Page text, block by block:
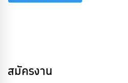
สมัครงาน